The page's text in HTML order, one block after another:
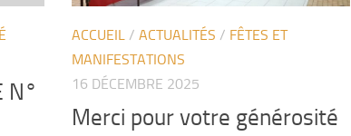
N°
ACCUEIL / ACTUALITÉS / FÊTES ET
MANIFESTATIONS
16 DÉCEMBRE 2025
Merci pour votre générosité